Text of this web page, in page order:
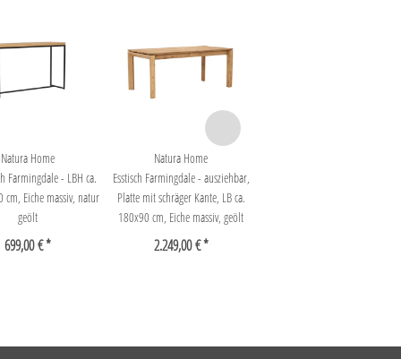
Natura Home
Farmingdale - LBH ca.
cm, Eiche massiv, natur
geölt
699,00 € *
Natura Home
Esstisch Farmingdale - ausziehbar,
Platte mit schräger Kante, LB ca.
180x90 cm, Eiche massiv, geölt
2.249,00 € *